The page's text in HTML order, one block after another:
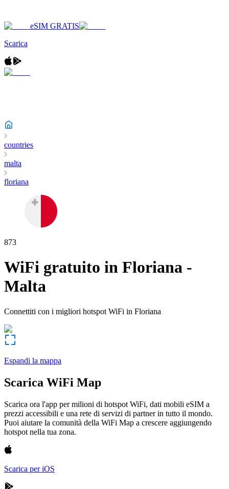
eSIM GRATIS
Scarica
countries
malta
floriana
873
WiFi gratuito in Floriana -
Malta
Connettiti con i migliori hotspot WiFi in Floriana
Espandi la mappa
Scarica WiFi Map
Scarica ora l'app per milioni di hotspot WiFi, dati mobili eSIM a
prezzi accessibili e una rete di servizi di partner in tutto il mondo.
Puoi aiutare la comunità della WiFi Map a crescere aggiungendo
hotspot nella tua zona.
Scarica per iOS